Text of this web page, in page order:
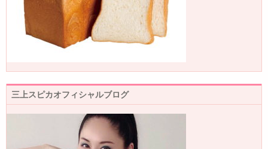
三上スピカオフィシャルブログ